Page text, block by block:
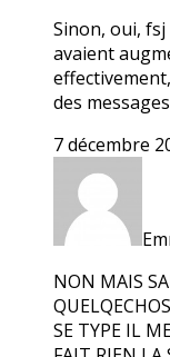
Sinon, oui, fsj
avaient
des
7 décembre
NON MAIS
SE TYPE IL